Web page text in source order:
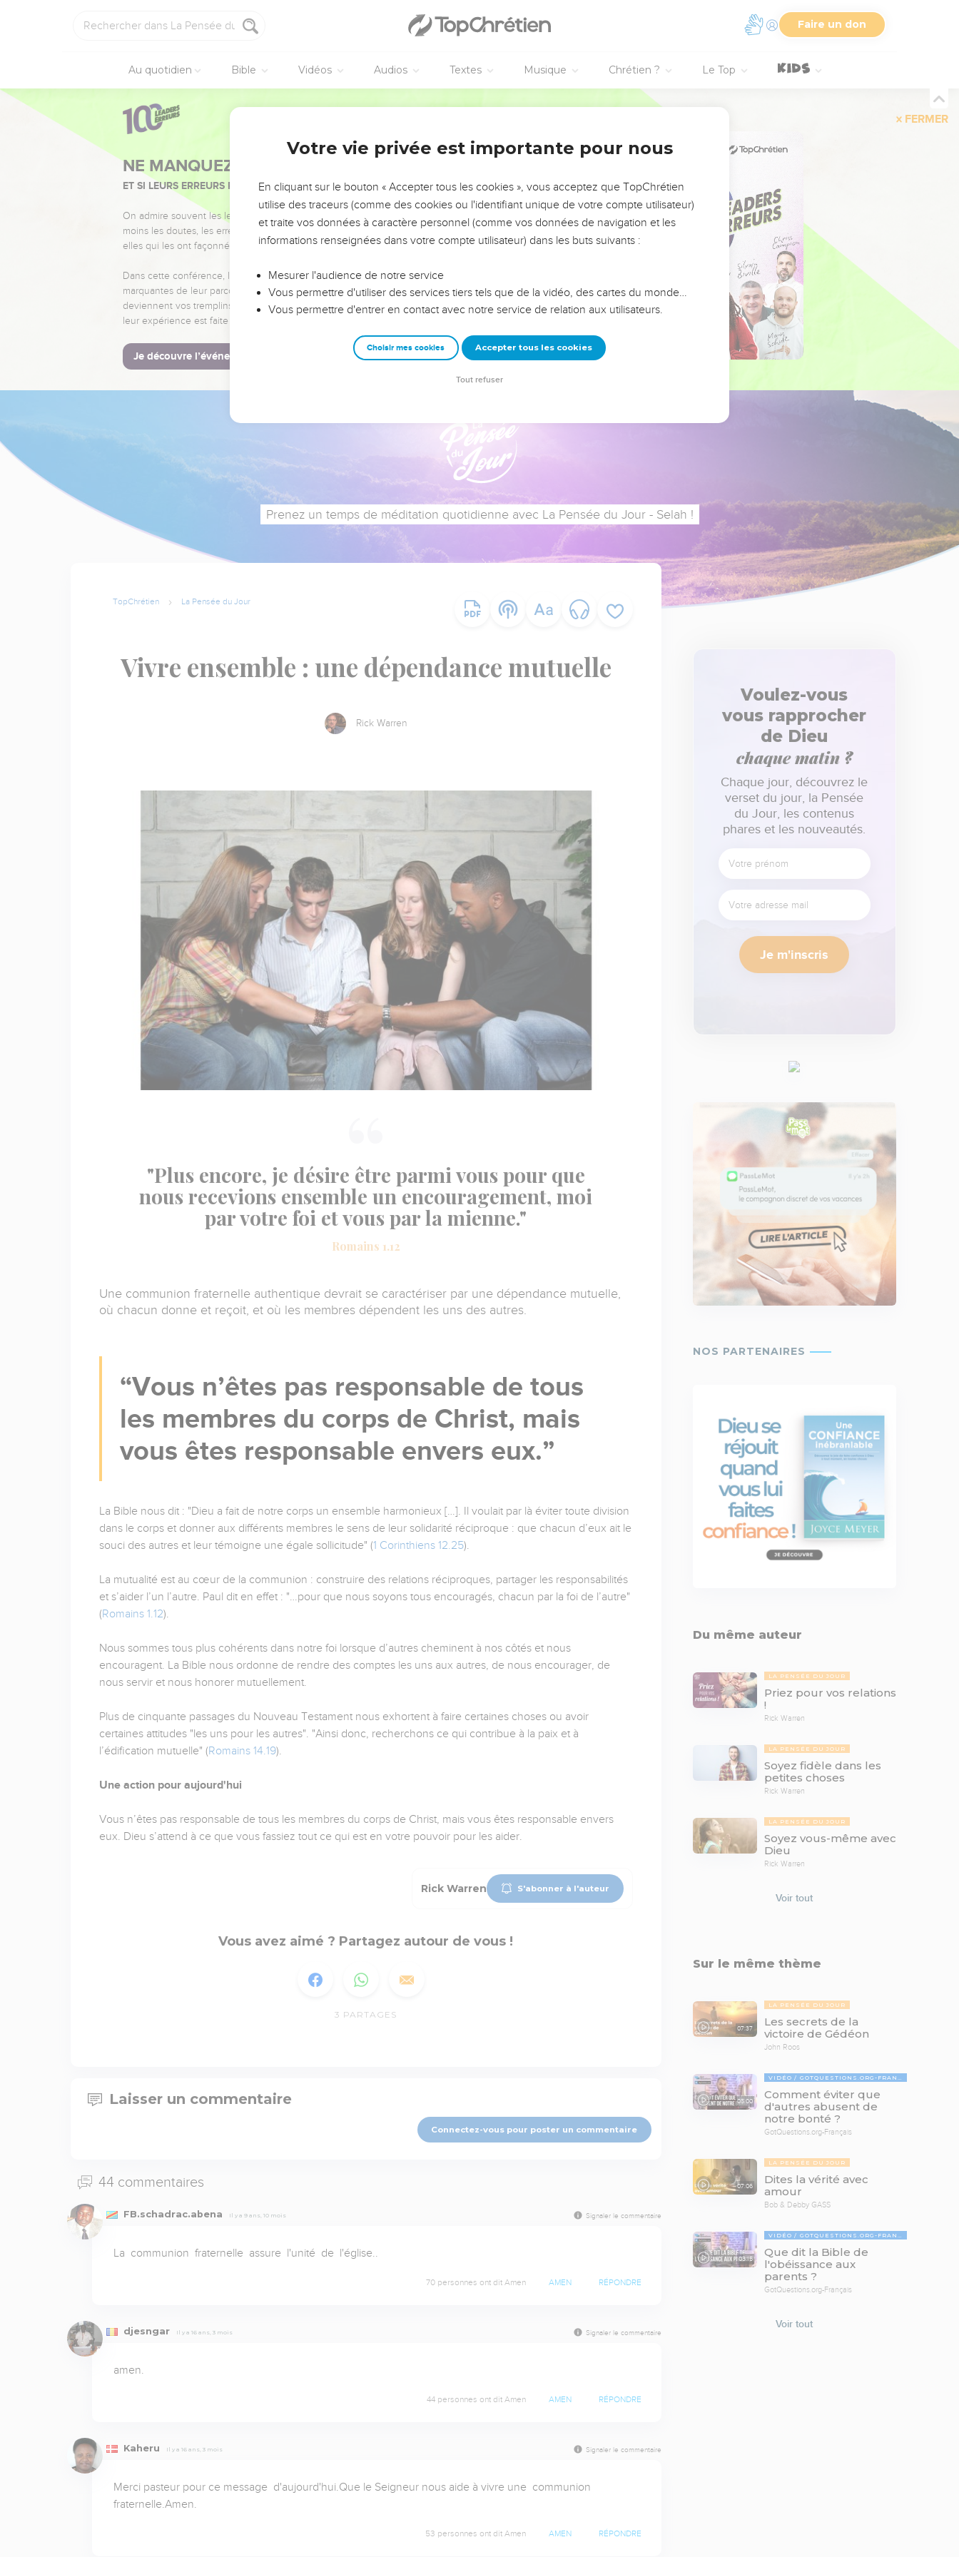
Faire un don
Au quotidien Bible Vidéos Audios Textes Musique Chrétien ? Le Top
FERMER
NE MANQUEZ PAS L’ÉVÉNEMENT DE L’ANNÉE !
ET SI LEURS ERREURS POUVAIENT VOUS ÉVITER LES VOTRES ?
On admire souvent les leaders pour leurs réussites, leur impact, leur foi ou leur vision. Mais on voit
moins les doutes, les erreurs et les saisons difficiles qu'ils ont traversés, alors même que ce sont
elles qui les ont façonnés.
Dans cette conférence, leaders, entrepreneurs, et responsables reviennent sur les erreurs
marquantes de leur parcours et les clés pour avancer avec plus de sagesse afin que leurs erreurs
deviennent vos tremplins. Que vous guidiez un ministère, une équipe, un groupe ou une famille,
leur expérience est faite pour vous.
Je découvre l’événement
Prenez un temps de méditation quotidienne avec La Pensée du Jour - Selah !
TopChrétien La Pensée du Jour
Vivre ensemble : une dépendance mutuelle
Rick Warren
"Plus encore, je désire être parmi vous pour que
nous recevions ensemble un encouragement, moi
par votre foi et vous par la mienne."
Romains 1.12
Une communion fraternelle authentique devrait se caractériser par une dépendance mutuelle,
où chacun donne et reçoit, et où les membres dépendent les uns des autres.
Vous n’êtes pas responsable de tous
les membres du corps de Christ, mais
vous êtes responsable envers eux.
La Bible nous dit : "Dieu a fait de notre corps un ensemble harmonieux […]. Il voulait par là éviter toute division
dans le corps et donner aux différents membres le sens de leur solidarité réciproque : que chacun d’eux ait le
souci des autres et leur témoigne une égale sollicitude" (1 Corinthiens 12.25).
La mutualité est au cœur de la communion : construire des relations réciproques, partager les responsabilités
et s’aider l’un l’autre. Paul dit en effet : "…pour que nous soyons tous encouragés, chacun par la foi de l’autre"
(Romains 1.12).
Nous sommes tous plus cohérents dans notre foi lorsque d’autres cheminent à nos côtés et nous
encouragent. La Bible nous ordonne de rendre des comptes les uns aux autres, de nous encourager, de
nous servir et nous honorer mutuellement.
Plus de cinquante passages du Nouveau Testament nous exhortent à faire certaines choses ou avoir
certaines attitudes "les uns pour les autres". "Ainsi donc, recherchons ce qui contribue à la paix et à
l’édification mutuelle" (Romains 14.19).
Une action pour aujourd'hui
Vous n’êtes pas responsable de tous les membres du corps de Christ, mais vous êtes responsable envers
eux. Dieu s’attend à ce que vous fassiez tout ce qui est en votre pouvoir pour les aider.
Rick Warren S'abonner à l'auteur
Vous avez aimé ? Partagez autour de vous !
3 PARTAGES
Laisser un commentaire
Connectez-vous pour poster un commentaire
44 commentaires
FB.schadrac.abena Il y a 9 ans, 10 mois Signaler le commentaire
La  communion  fraternelle  assure  l'unité  de  l'église..
70 personnes ont dit Amen AMEN RÉPONDRE
djesngar Il y a 16 ans, 3 mois Signaler le commentaire
amen.
44 personnes ont dit Amen AMEN RÉPONDRE
Kaheru Il y a 16 ans, 3 mois Signaler le commentaire
Merci pasteur pour ce message  d'aujourd'hui.Que le Seigneur nous aide à vivre une  communion
fraternelle.Amen.
53 personnes ont dit Amen AMEN RÉPONDRE
Voulez-vous
vous rapprocher
de Dieu
chaque matin ?
Chaque jour, découvrez le
verset du jour, la Pensée
du Jour, les contenus
phares et les nouveautés.
Je m'inscris
Du même auteur
LA PENSÉE DU JOUR
Priez pour vos relations
!
Rick Warren
LA PENSÉE DU JOUR
Soyez fidèle dans les
petites choses
Rick Warren
LA PENSÉE DU JOUR
Soyez vous-même avec
Dieu
Rick Warren
Voir tout
Sur le même thème
07:37
LA PENSÉE DU JOUR
Les secrets de la
victoire de Gédéon
John Roos
05:00
VIDÉO GOTQUESTIONS.ORG-FRANÇAIS
Comment éviter que
d'autres abusent de
notre bonté ?
GotQuestions.org-Français
07:06
LA PENSÉE DU JOUR
Dites la vérité avec
amour
Bob & Debby GASS
03:15
VIDÉO GOTQUESTIONS.ORG-FRANÇAIS
Que dit la Bible de
l'obéissance aux
parents ?
GotQuestions.org-Français
Voir tout
Votre vie privée est importante pour nous
En cliquant sur le bouton « Accepter tous les cookies », vous acceptez que TopChrétien
utilise des traceurs (comme des cookies ou l'identifiant unique de votre compte utilisateur)
et traite vos données à caractère personnel (comme vos données de navigation et les
informations renseignées dans votre compte utilisateur) dans les buts suivants :
Mesurer l'audience de notre service
Vous permettre d'utiliser des services tiers tels que de la vidéo, des cartes du monde…
Vous permettre d'entrer en contact avec notre service de relation aux utilisateurs.
Choisir mes cookies Accepter tous les cookies
Tout refuser